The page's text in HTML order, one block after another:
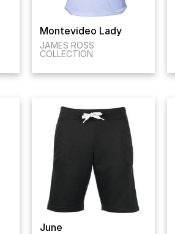
Montevideo Lady
JAMES ROSS
COLLECTION
June